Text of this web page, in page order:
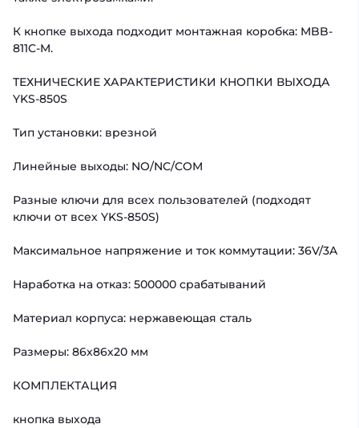
К кнопке выхода подходит монтажная коробка: MBB-
811C-M.
ТЕХНИЧЕСКИЕ ХАРАКТЕРИСТИКИ КНОПКИ ВЫХОДА
YKS-850S
Тип установки: врезной
Линейные выходы: NO/NC/COM
Разные ключи для всех пользователей (подходят
ключи от всех YKS-850S)
Максимальное напряжение и ток коммутации: 36V/3A
Наработка на отказ: 500000 срабатываний
Материал корпуса: нержавеющая сталь
Размеры: 86х86х20 мм
КОМПЛЕКТАЦИЯ
кнопка выхода